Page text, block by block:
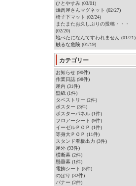
ひとやすみ (03/01)
焼肉屋さんマグネット (02/27)
椅子下マット (02/24)
またまたお久しぶりの投稿・・・
(02/20)
地べたになんてすわれません (01/21)
触るな危険 (01/19)
カテゴリー
お知らせ (90件)
作業日誌 (98件)
屋内 (31件)
壁紙 (1件)
タペストリー (2件)
ポスター (3件)
ポスターパネル (1件)
フロアーシート (9件)
イーゼルＰＯＰ (1件)
等身大ＰＯＰ (11件)
スタンド看板出力 (3件)
屋外 (93件)
横断幕 (2件)
懸垂幕 (1件)
電飾シート (5件)
のぼり (32件)
バナー (2件)